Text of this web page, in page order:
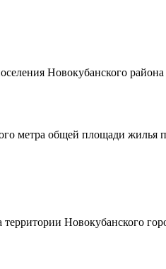
Новокубанского района
метра общей площади
Новокубанского